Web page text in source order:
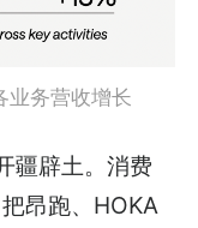
业务营收增长
疆辟土。消费
昂跑、HOKA